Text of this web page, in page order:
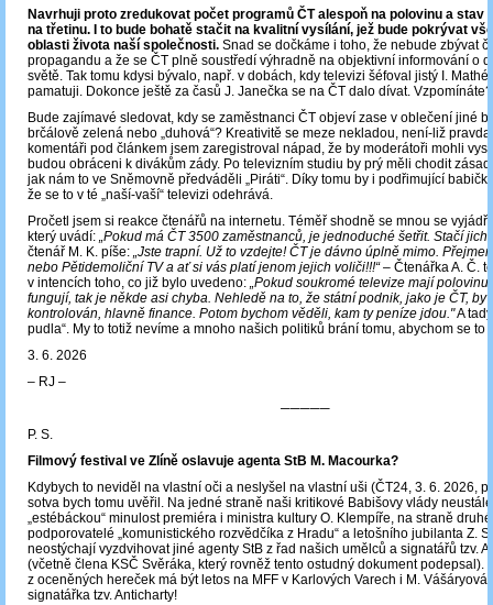
Navrhuji proto zredukovat počet programů ČT alespoň na polovinu a stav
na třetinu. I to bude bohatě stačit na kvalitní vysílání, jež bude pokrývat
oblasti života naší společnosti. Snad se dočkáme i toho, že nebude zbývat
propagandu a že se ČT plně soustředí výhradně na objektivní informování o
světě. Tak tomu kdysi bývalo, např. v dobách, kdy televizi šéfoval jistý I.
pamatuji. Dokonce ještě za časů J. Janečka se na ČT dalo dívat. Vzpomínáte?
Bude zajímavé sledovat, kdy se zaměstnanci ČT objeví zase v oblečení jiné
brčálově zelená nebo „duhová“? Kreativitě se meze nekladou, není-liž
komentáři pod článkem jsem zaregistroval nápad, že by moderátoři mohli
budou obráceni k divákům zády. Po televizním studiu by prý měli chodit
jak nám to ve Sněmovně předváděli „Piráti“. Díky tomu by i podřimující
že se to v té „naší-vaší“ televizi odehrává.
Pročetl jsem si reakce čtenářů na internetu. Téměř shodně se mnou se
který uvádí: „Pokud má ČT 3500 zaměstnanců, je jednoduché šetřit. Stačí jich
čtenář M. K. píše: „Jste trapní. Už to vzdejte! ČT je dávno úplně mimo.
nebo Pětidemoliční TV a ať si vás platí jenom jejich voliči!!!“ ‒ Čtenářka A. Č.
v intencích toho, co již bylo uvedeno: „Pokud soukromé televize mají
fungují, tak je někde asi chyba. Nehledě na to, že státní podnik, jako je ČT, by
kontrolován, hlavně finance. Potom bychom věděli, kam ty peníze jdou."A
pudla“. My to totiž nevíme a mnoho našich politiků brání tomu, abychom se to
3. 6. 2026
‒ RJ ‒
─────
P. S.
Filmový festival ve Zlíně oslavuje agenta StB M. Macourka?
Kdybych to neviděl na vlastní oči a neslyšel na vlastní uši (ČT24, 3. 6. 2026,
sotva bych tomu uvěřil. Na jedné straně naši kritikové Babišovy vlády
„estébáckou“ minulost premiéra i ministra kultury O. KIempíře, na straně
podporovatelé „komunistického rozvědčíka z Hradu“ a letošního jubilanta Z.
neostýchají vyzdvihovat jiné agenty StB z řad našich umělců a signatářů tzv.
(včetně člena KSČ Svěráka, který rovněž tento ostudný dokument podepsal).
z oceněných hereček má být letos na MFF v Karlových Varech i M.
signatářka tzv. Anticharty!